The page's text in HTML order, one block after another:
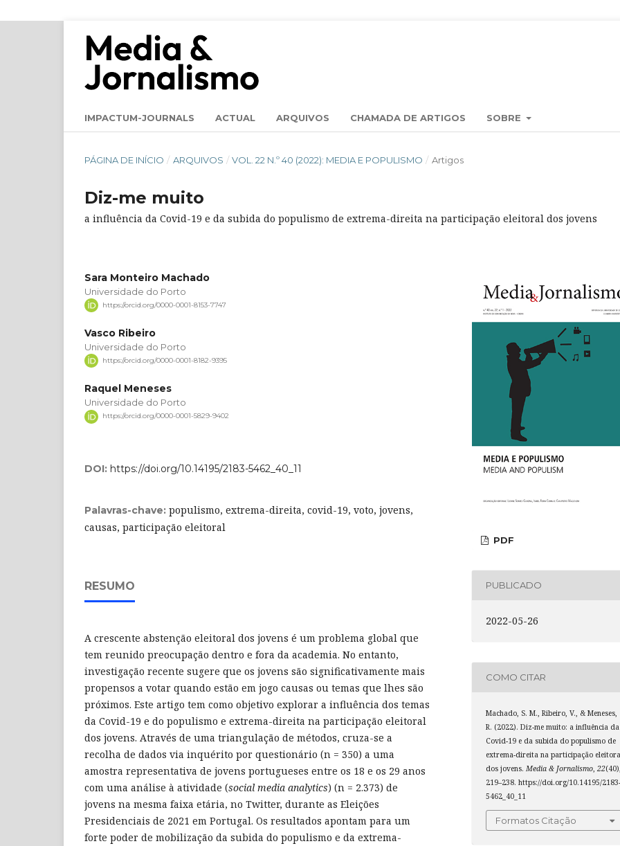
IMPACTUM-JOURNALS ACTUAL ARQUIVOS CHAMADA DE ARTIGOS SOBRE
PÁGINA DE INÍCIO / ARQUIVOS / VOL. 22 N.º 40 (2022): MEDIA E POPULISMO / Artigos
Diz-me muito
a influência da Covid-19 e da subida do populismo de extrema-direita na participação eleitoral dos jovens
Sara Monteiro Machado
Universidade do Porto
https://orcid.org/0000-0001-8153-7747
Vasco Ribeiro
Universidade do Porto
https://orcid.org/0000-0001-8182-9395
Raquel Meneses
Universidade do Porto
https://orcid.org/0000-0001-5829-9402
DOI: https://doi.org/10.14195/2183-5462_40_11
Palavras-chave: populismo, extrema-direita, covid-19, voto, jovens,
causas, participação eleitoral
RESUMO
A crescente abstenção eleitoral dos jovens é um problema global que
tem reunido preocupação dentro e fora da academia. No entanto,
investigação recente sugere que os jovens são significativamente mais
propensos a votar quando estão em jogo causas ou temas que lhes são
próximos. Este artigo tem como objetivo explorar a influência dos temas
da Covid-19 e do populismo e extrema-direita na participação eleitoral
dos jovens. Através de uma triangulação de métodos, cruza-se a
recolha de dados via inquérito por questionário (n = 350) a uma
amostra representativa de jovens portugueses entre os 18 e os 29 anos
com uma análise à atividade (social media analytics) (n = 2.373) de
jovens na mesma faixa etária, no Twitter, durante as Eleições
Presidenciais de 2021 em Portugal. Os resultados apontam para um
forte poder de mobilização da subida do populismo e da extrema-
PDF
PUBLICADO
2022-05-26
COMO CITAR
Machado, S. M., Ribeiro, V., & Meneses,
R. (2022). Diz-me muito: a influência da
Covid-19 e da subida do populismo de
extrema-direita na participação
dos jovens. Media & Jornalismo ,22(40),
219–238. https://doi.org/10.14195/2183-
5462_40_11
Formatos Citação